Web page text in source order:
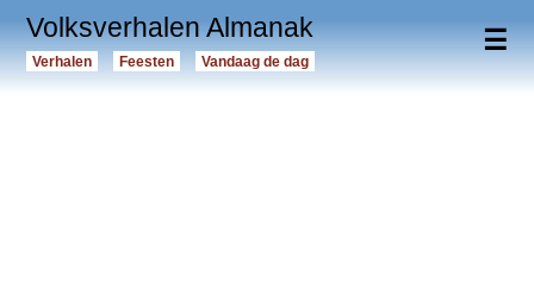
☰
Volksverhalen Almanak
Verhalen Feesten Vandaag de dag